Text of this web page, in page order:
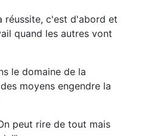
réussite, c'est d'abord et
quand les autres vont
le domaine de la
moyens engendre la
peut rire de tout mais